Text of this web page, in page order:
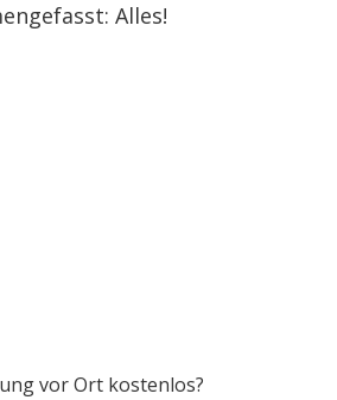
Alles!
vor Ort kostenlos?